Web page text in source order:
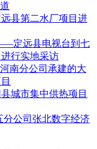
县第二水厂项目进
定远县电视台到七
行实地采访
南分公司承建的大
城市集中供热项目
分公司张北数字经济